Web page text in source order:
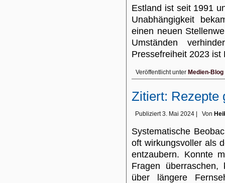
Estland ist seit 1991
Unabhängigkeit
einen neuen
Umständen
Pressefreiheit 2023
Veröffentlicht unter Medien-Blog
Zitiert: Rezepte
Publiziert 3. Mai 2024 Von
Systematische
oft wirkungsvoller als
entzaubern. Konnte
Fragen
über längere